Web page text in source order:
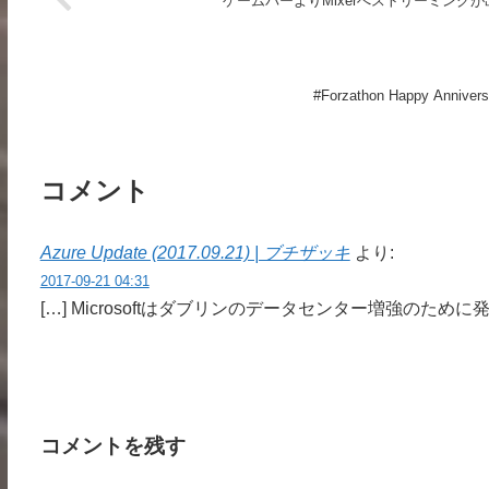
#Forzathon Happy
コメント
Azure Update (2017.09.21) | ブチザッキ より:
2017-09-21 04:31
[…] Microsoftはダブリンのデータセンター増強のために
コメントを残す